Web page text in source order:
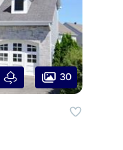
30